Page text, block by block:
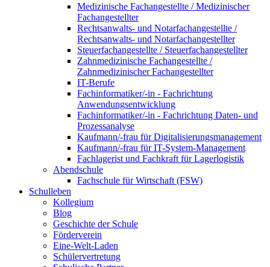
Medizinische Fachangestellte / Medizinischer
Fachangestellter
Rechtsanwalts- und Notarfachangestellte /
Rechtsanwalts- und Notarfachangestellter
Steuerfachangestellte / Steuerfachangestellter
Zahnmedizinische Fachangestellte /
Zahnmedizinischer Fachangestellter
IT-Berufe
Fachinformatiker/-in - Fachrichtung
Anwendungsentwicklung
Fachinformatiker/-in - Fachrichtung Daten- und
Prozessanalyse
Kaufmann/-frau für Digitalisierungsmanagement
Kaufmann/-frau für IT-System-Management
Fachlagerist und Fachkraft für Lagerlogistik
Abendschule
Fachschule für Wirtschaft (FSW)
Schulleben
Kollegium
Blog
Geschichte der Schule
Förderverein
Eine-Welt-Laden
Schülervertretung